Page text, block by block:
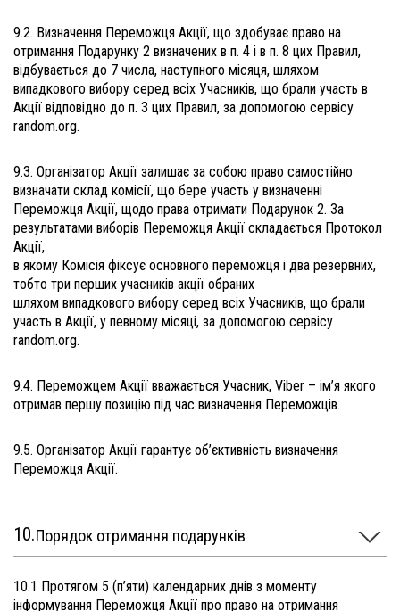
9.2. Визначення Переможця Акції, що здобуває право на
отримання Подарунку 2 визначених в п. 4 і в п. 8 цих Правил,
відбувається до 7 числа, наступного місяця, шляхом
випадкового вибору серед всіх Учасників, що брали участь в
Акції відповідно до п. 3 цих Правил, за допомогою сервісу
random.org.
9.3. Організатор Акції залишає за собою право самостійно
визначати склад комісії, що бере участь у визначенні
Переможця Акції, щодо права отримати Подарунок 2. За
результатами виборів Переможця Акції складається Протокол
Акції,
в якому Комісія фіксує основного переможця і два резервних,
тобто три перших учасників акції обраних
шляхом випадкового вибору серед всіх Учасників, що брали
участь в Акції, у певному місяці, за допомогою сервісу
random.org.
9.4. Переможцем Акції вважається Учасник, Viber – ім’я якого
отримав першу позицію під час визначення Переможців.
9.5. Організатор Акції гарантує об’єктивність визначення
Переможця Акції.
Порядок отримання подарунків
10.1 Протягом 5 (п’яти) календарних днів з моменту
інформування Переможця Акції про право на отримання